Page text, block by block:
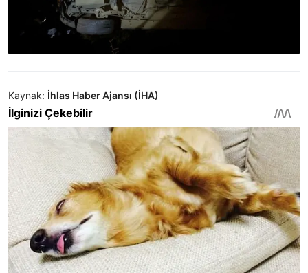
Kaynak: İhlas Haber Ajansı (İHA)